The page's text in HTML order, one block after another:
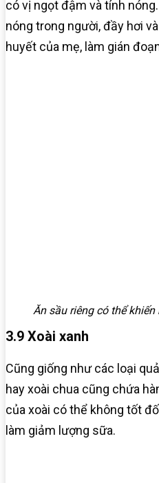
có vị ngọt đậm và tính
nóng trong người, đầy hơi
huyết của mẹ, làm gián
Ăn sầu riêng có thể
3.9 Xoài xanh
Cũng giống như các loại
hay xoài chua cũng chứa
của xoài có thể không tốt
làm giảm lượng sữa.